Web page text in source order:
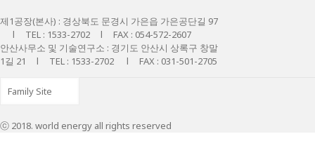
제1공장(본사) : 경상북도 문경시 가은읍 가은공단길 97
l TEL : 1533-2702 l FAX : 054-572-2607
안산사무소 및 기술연구소 : 경기도 안산시 상록구 창말
1길 21 l TEL : 1533-2702 l FAX : 031-501-2705
ⓒ 2018. world energy all rights reserved